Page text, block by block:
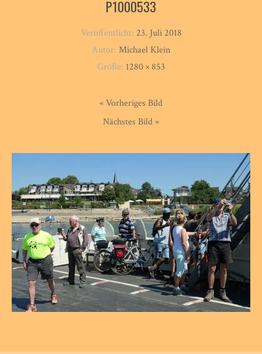
P1000533
Veröffentlicht: 23. Juli 2018
Autor: Michael Klein
Größe: 1280 × 853
« Vorheriges Bild
Nächstes Bild »